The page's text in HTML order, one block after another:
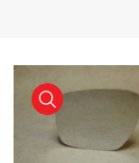
visualizza